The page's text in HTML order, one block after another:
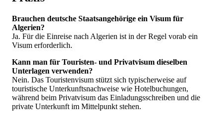
Brauchen deutsche Staatsangehörige ein Visum für
Algerien?
Ja. Für die Einreise nach Algerien ist in der Regel vorab ein
Visum erforderlich.
Kann man für Touristen- und Privatvisum dieselben
Unterlagen verwenden?
Nein. Das Touristenvisum stützt sich typischerweise auf
touristische Unterkunftsnachweise wie Hotelbuchungen,
während beim Privatvisum das Einladungsschreiben und die
private Unterkunft im Mittelpunkt stehen.